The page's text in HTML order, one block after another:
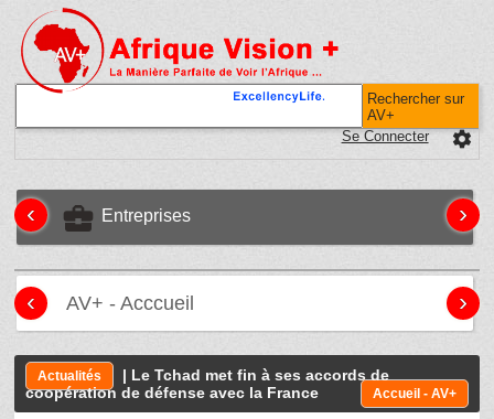
Rechercher sur
AV+
settings
Se Connecter
business_center Entreprises
‹ ›
AV+ - Acccueil
‹ ›
Actualités
| Le Tchad met fin à ses accords de
coopération de défense avec la France
Accueil - AV+